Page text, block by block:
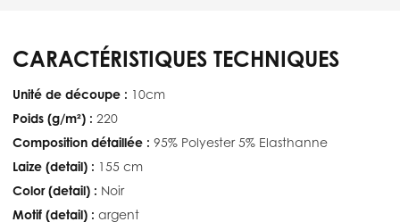
CARACTÉRISTIQUES TECHNIQUES
Unité de découpe : 10cm
Poids (g/m²) : 220
Composition détaillée : 95% Polyester 5% Elasthanne
Laize (detail) : 155 cm
Color (detail) : Noir
Motif (detail) : argent